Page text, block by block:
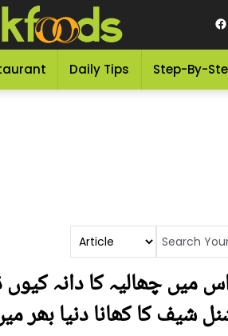
Daily Tips Step-By-
میں چھالیہ کا دانہ
کا کھانا دنیا بھر